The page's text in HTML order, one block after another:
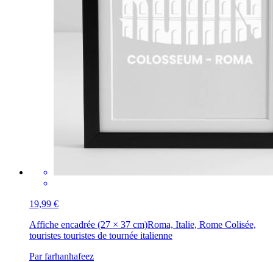
19,99 €
Affiche encadrée (27 × 37 cm)Roma, Italie, Rome Colisée,
touristes touristes de tournée italienne
Par farhanhafeez